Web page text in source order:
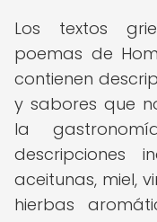
Los textos
poemas de
contienen
y sabores que
la
descripciones
aceitunas, miel,
hierbas